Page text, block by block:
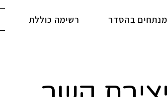
רשימה כוללת מנתחים בהסדר